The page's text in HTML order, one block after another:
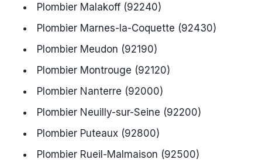
Plombier Malakoff (92240)
Plombier Marnes-la-Coquette (92430)
Plombier Meudon (92190)
Plombier Montrouge (92120)
Plombier Nanterre (92000)
Plombier Neuilly-sur-Seine (92200)
Plombier Puteaux (92800)
Plombier Rueil-Malmaison (92500)